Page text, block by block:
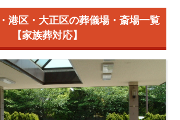
港区・大正区の葬儀場・斎場一覧
【家族葬対応】